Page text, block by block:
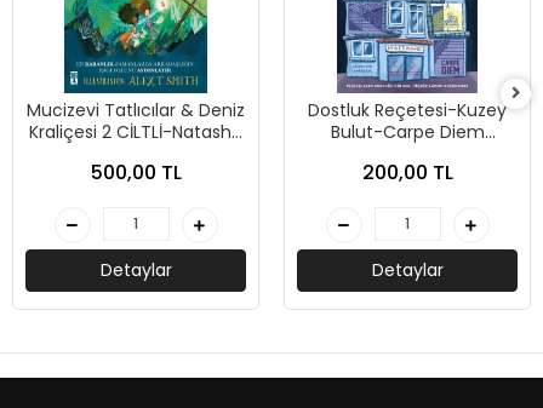
Mucizevi Tatlıcılar & Deniz
Kraliçesi 2 CİLTLİ-Natasha
500,00 TL
Detaylar
Dostluk Reçetesi-Kuzey
Bulut-Carpe Diem
200,00 TL
Detaylar